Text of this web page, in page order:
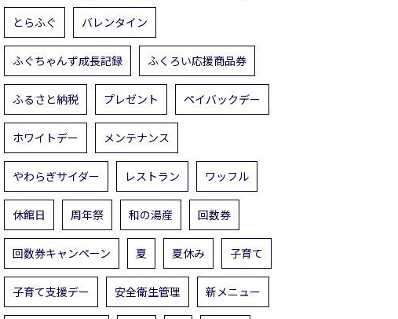
とらふぐ バレンタイン
ふぐちゃんず成長記録 ふくろい応援商品券
ふるさと納税 プレゼント ペイバックデー
ホワイトデー メンテナンス
やわらぎサイダー レストラン ワッフル
休館日 周年祭 和の湯産 回数券
回数券キャンペーン 夏 夏休み 子育て
子育て支援デー 安全衛生管理 新メニュー